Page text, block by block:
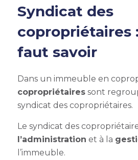
Syndicat des
copropriétaires
faut savoir
Dans un immeuble en
copropriétairessont
syndicat des copropriétaires.
Le syndicat des
l’administration et à la
l’immeuble.